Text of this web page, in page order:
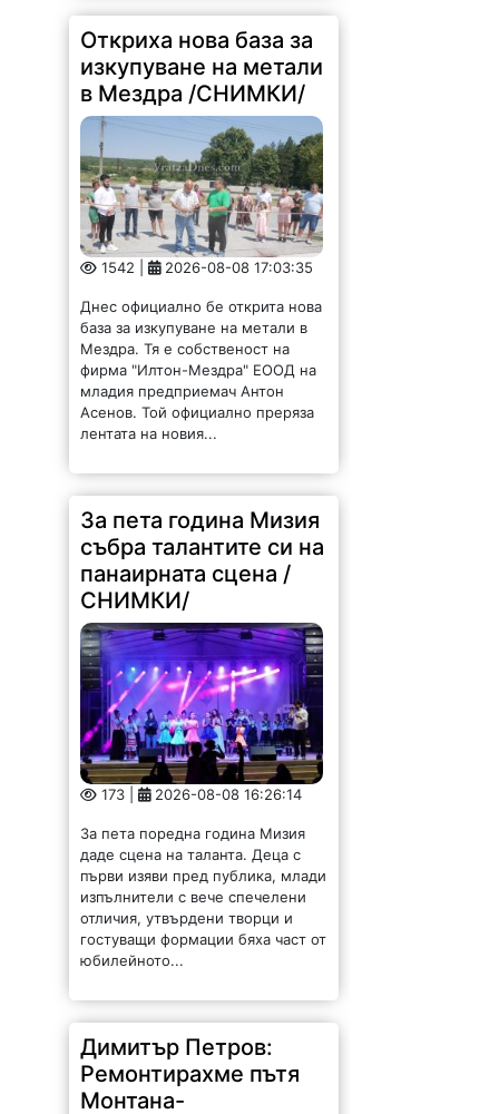
1542 | 2026-08-08 17:03:35
Днес официално бе открита нова
база за изкупуване на метали в
Мездра. Тя е собственост на
фирма "Илтон-Мездра" ЕООД на
младия предприемач Антон
Асенов. Той официално преряза
лентата на новия...
За пета година Мизия
събра талантите си на
панаирната сцена /
СНИМКИ/
173 | 2026-08-08 16:26:14
За пета поредна година Мизия
даде сцена на таланта. Деца с
първи изяви пред публика, млади
изпълнители с вече спечелени
отличия, утвърдени творци и
гостуващи формации бяха част от
юбилейното...
Димитър Петров:
Ремонтирахме пътя
Монтана-
Владимирово-Мадан
след сигнали на
граждани